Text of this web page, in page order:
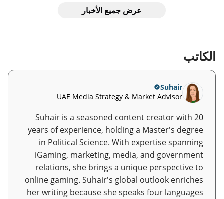
عرض جميع الأخبار
الكاتب
Suhair
UAE Media Strategy & Market Advisor
Suhair is a seasoned content creator with 20
years of experience, holding a Master's degree
in Political Science. With expertise spanning
iGaming, marketing, media, and government
relations, she brings a unique perspective to
online gaming. Suhair's global outlook enriches
her writing because she speaks four languages